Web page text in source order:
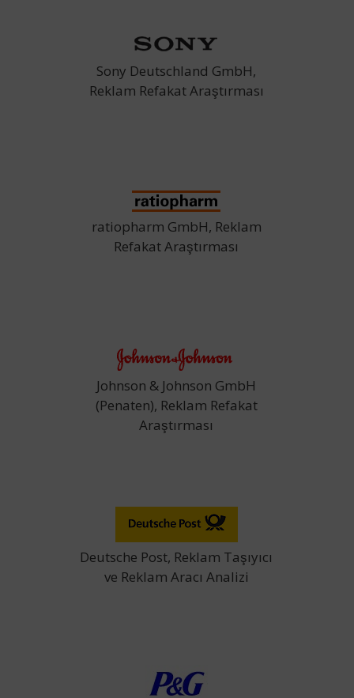
Sony Deutschland GmbH,
Reklam Refakat Araştırması
ratiopharm GmbH, Reklam
Refakat Araştırması
Johnson & Johnson GmbH
(Penaten), Reklam Refakat
Araştırması
Deutsche Post, Reklam Taşıyıcı
ve Reklam Aracı Analizi